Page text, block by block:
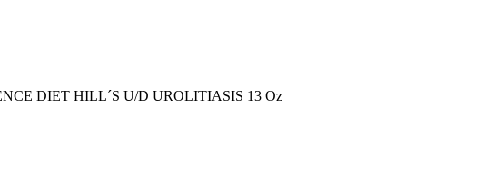
DIET HILL´S U/D UROLITIASIS 13 Oz